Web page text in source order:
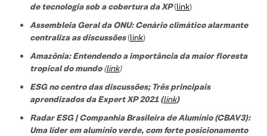
de tecnologia sob a cobertura da XP(link)
Assembleia Geral da ONU: Cenário climático alarmante
centraliza as discussões(link)
Amazônia: Entendendo a importância da maior floresta
tropical do mundo (link)
ESG no centro das discussões; Três principais
aprendizados da Expert XP 2021 (link)
Radar ESG | Companhia Brasileira de Alumínio (CBAV3):
Uma líder em alumínio verde, com forte posicionamento